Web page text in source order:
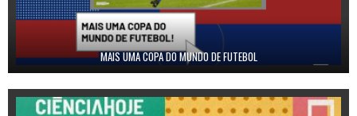
MAIS UMA COPA DO MUNDO DE FUTEBOL